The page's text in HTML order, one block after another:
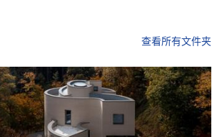
查看所有文件夹